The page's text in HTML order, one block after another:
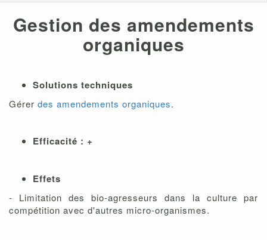
Gestion des amendements
organiques
Solutions techniques
Gérer des amendements organiques.
Efficacité : +
Effets
- Limitation des bio-agresseurs dans la culture par
compétition avec d'autres micro-organismes.